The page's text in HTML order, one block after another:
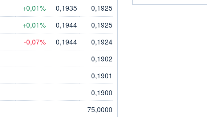
+0,01% 0,1935
0,1925
+0,01% 0,1944
0,1925
-0,07% 0,1944
0,1924
0,1902
0,1901
0,1900
75,0000